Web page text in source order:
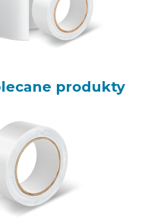
produkty